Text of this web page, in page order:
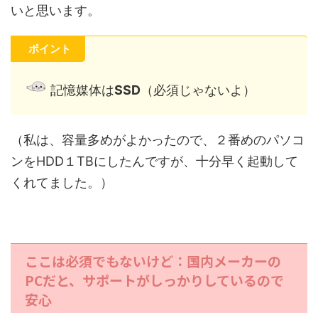
いと思います。
ポイント
記憶媒体はSSD （必須じゃないよ）
（私は、容量多めがよかったので、２番めのパソコ
ンをHDD１TBにしたんですが、十分早く起動して
くれてました。）
ここは必須でもないけど：国内メーカーの
PCだと、サポートがしっかりしているので
安心